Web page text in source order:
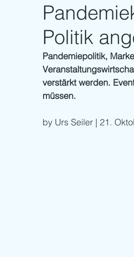
Politik
Pandemiepolitik,
verstärkt werden.
müssen.
by Urs Seiler | 21.